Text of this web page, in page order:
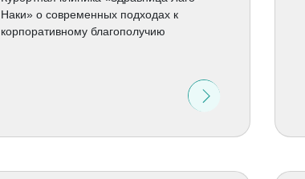
Наки» о современных подходах к
корпоративному благополучию